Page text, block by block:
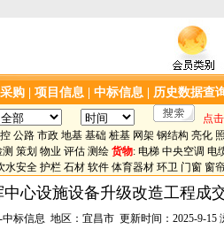
购 项目信息 中标信息 历史数据查
点
公路 市政 地基 基础 桩基 网架 钢结构 亮化
策划 物业 评估 测绘 货物: 电梯 中央空调 电
水安全 护栏 石材 软件 体育器材 环卫 门窗 窗
中心设施设备升级改造工程成
标信息 地区：宜昌市 更新时间：2025-9-15